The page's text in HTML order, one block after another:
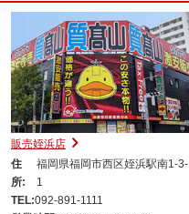
販売姪浜店
住
所:
福岡県福岡市西区姪浜駅南1-3-
1
TEL:092-891-1111